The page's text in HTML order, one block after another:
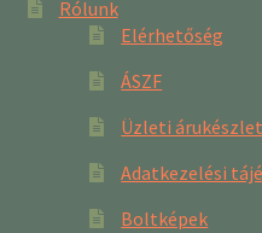
Rólunk
Elérhetőség
ÁSZF
Üzleti
Adatkezelési
Boltképek